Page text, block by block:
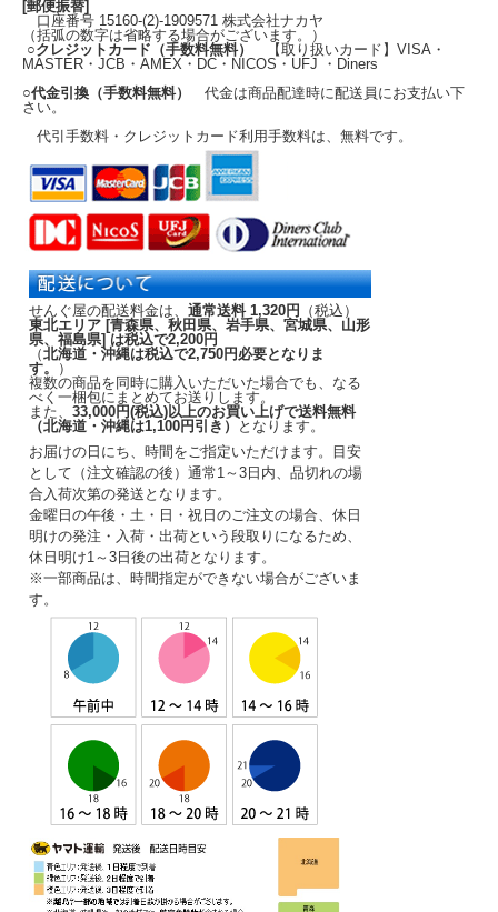
[郵便振替]
口座番号 15160-(2)-1909571 株式会社ナカヤ
（括弧の数字は省略する場合がございます。）
○クレジットカード（手数料無料）
【取り扱いカード】VISA・
MASTER・JCB・AMEX・DC・NICOS・UFJ ・Diners
○代金引換（手数料無料） 代金は商品配達時に配送員にお支払い下
さい。
代引手数料・クレジットカード利用手数料は、無料です。
せんぐ屋の配送料金は、 通常送料 1,320円
（税込）
東北エリア [青森県、秋田県、岩手県、宮城県、山形
県、福島県] は税込で2,200円
（北海道・沖縄は税込で2,750円必要となりま
す。
）
複数の商品を同時に購入いただいた場合でも、なる
べく一梱包にまとめてお送りします。
また、 33,000円(税込)以上のお買い上げで送料無料
（北海道・沖縄は1,100円引き）
となります。
お届けの日にち、時間をご指定いただけます。
目安
として（注文確認の後） 通常1～3日内、品切れの場
合入荷次第の発送となります。
金曜日の午後・土・日・祝日のご注文の場合、休日
明けの発注・入荷・出荷という段取りになるため、
休日明け1～3日後の出荷となります。
※一部商品は、時間指定ができない場合がございま
す。